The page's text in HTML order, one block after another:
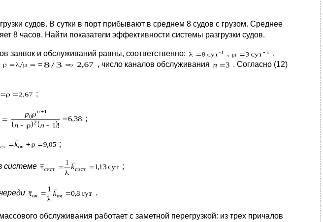
судов. В сутки в порт прибывают в среднем 8 судов с грузом. Среднее
8 часов. Найти показатели эффективности системы разгрузки судов.
заявок и обслуживаний равны, соответственно: ,
,
= , число каналов обслуживания
. Согласно (12)
;
;
;
системе ;
.
обслуживания работает с заметной перегрузкой: из трех причалов